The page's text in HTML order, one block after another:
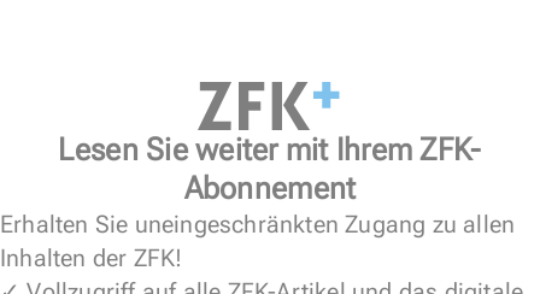
Lesen Sie weiter mit Ihrem ZFK-
Abonnement
Erhalten Sie uneingeschränkten Zugang zu allen
Inhalten der ZFK!